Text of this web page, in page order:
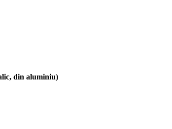
din aluminiu)